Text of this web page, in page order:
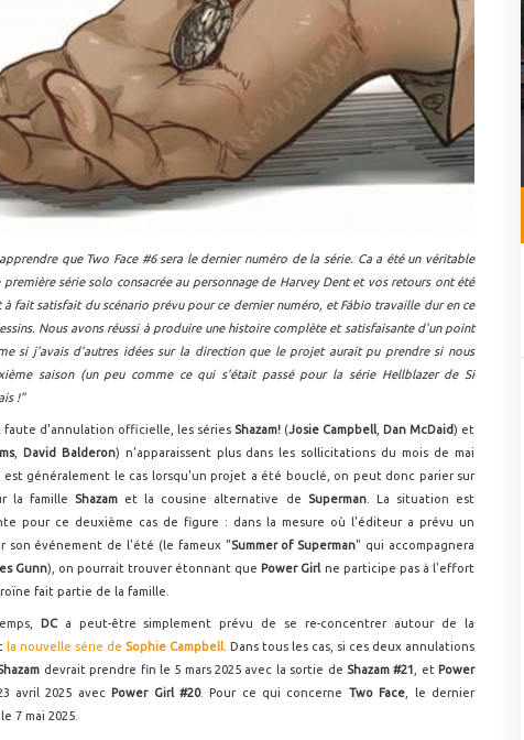
que Two Face #6 sera le dernier numéro de la série. Ca a été un véritable
série solo consacrée au personnage de Harvey Dent et vos retours ont été
à fait satisfait du scénario prévu pour ce dernier numéro, et Fábio travaille dur en ce
Nous avons réussi à produire une histoire complète et satisfaisante d'un point
si j'avais d'autres idées sur la direction que le projet aurait pu prendre si nous
saison (un peu comme ce qui s'était passé pour la série Hellblazer de Si
!"
faute d'annulation officielle, les séries Shazam! (Josie Campbell Dan McDaid) et
, David Balderon) n'apparaissent plus dans les sollicitations du mois de mai
est généralement le cas lorsqu'un projet a été bouclé, on peut donc parier sur
la famille Shazamet la cousine alternative de Superman. La situation est
pour ce deuxième cas de figure : dans la mesure où l'éditeur a prévu un
son événement de l'été (le fameux "Summer of Superman" qui accompagnera
Gunn), on pourrait trouver étonnant que Power Girl ne participe pas à l'effort
fait partie de la famille.
DCa peut-être simplement prévu de se re-concentrer autour de la
la nouvelle série de Sophie Campbell . Dans tous les cas, si ces deux annulations
devrait prendre fin le 5 mars 2025 avec la sortie de Shazam #21 , et Power
avril 2025 avec Power Girl #20. Pour ce qui concerne Two Face , le dernier
7 mai 2025.